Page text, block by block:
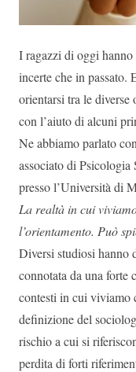
I ragazzi di oggi
incerte che in passato.
orientarsi tra le
con l’aiuto di alcuni
Ne abbiamo parlato
associato di Psicologia
presso l’Università di
La realtà in cui
l’orientamento. Può
Diversi studiosi hanno
connotata da una forte
contesti in cui viviamo
definizione del
rischio a cui si
perdita di forti